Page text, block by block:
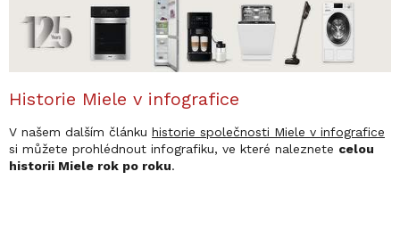
Historie Miele v infografice
V našem dalším článku historie společnosti Miele v infografice
si můžete prohlédnout infografiku, ve které naleznete celou
historii Miele rok po roku.